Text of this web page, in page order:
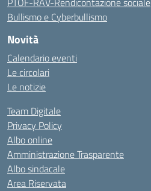
Bullismo e Cyberbullismo
Novità
Calendario eventi
Le circolari
Le notizie
Team Digitale
Privacy Policy
Albo online
Amministrazione Trasparente
Albo sindacale
Area Riservata